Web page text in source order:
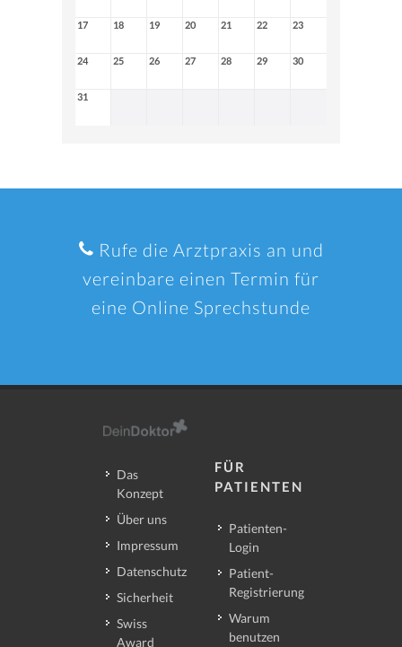
17 18 19 20 21 22 23
24 25 26 27 28 29 30
31
Rufe die Arztpraxis an und
vereinbare einen Termin für
eine Online Sprechstunde
Das
Konzept
Über uns
Impressum
Datenschutz
Sicherheit
Swiss
Award
FÜR
PATIENTEN
Patienten-
Login
Patient-
Registrierung
Warum
benutzen